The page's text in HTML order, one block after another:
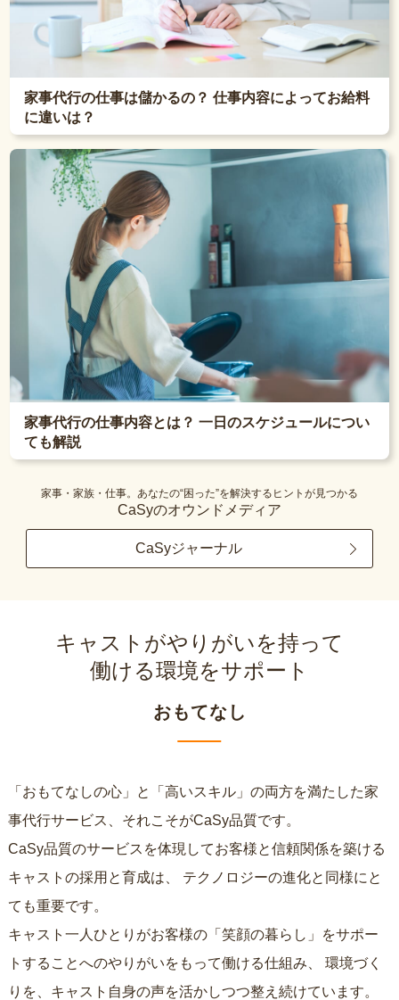
家事代行の仕事は儲かるの？ 仕事内容によってお給料
に違いは？
家事代行の仕事内容とは？ 一日のスケジュールについ
ても解説
家事・家族・仕事。あなたの“困った”を解決するヒントが見つかる
CaSyのオウンドメディア
CaSyジャーナル
キャストがやりがいを持って
働ける環境をサポート
おもてなし
「おもてなしの心」と「高いスキル」の両方を満たした家
事代行サービス、それこそがCaSy品質です。
CaSy品質のサービスを体現してお客様と信頼関係を築ける
キャストの採用と育成は、
ても重要です。
キャスト一人ひとりがお客様の「笑顔の暮らし」をサポー
トすることへのやりがいをもって働ける仕組み、
りを、キャスト自身の声を活かしつつ整え続けています。